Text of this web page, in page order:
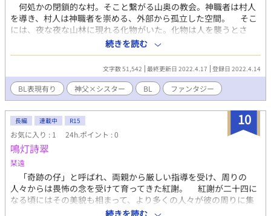
何処かの閉鎖的な村。そこと繋がる山奥の教会。神職者は村人
を導き、村人は神職者を崇める、外部から孤立した空間。 そこ
には、夜な夜な山林に現れる化物がいた。化物は人を襲うとさ
れ、一部の神職者はそれを斃す役割を担っていた。そしてその中
に、セイはいた。 歌声も、容姿も美しいシスター。化物を斃す
《任務》を担う人間の中でも特出して強い彼は、人々からの信頼
は厚かった。 そんな彼は、《任務》終わりに必ず寂れた礼拝堂
に向かう。使われなくなったそこの、微笑みを浮かべたマリア像
を見上げて、必ずこう呟くのだ。 「あぁ、つまらない」
続きを読む
文字数 51,542 最終更新日 2022.4.17 登録日 2022.4.14
BL表現有り 神父×シスター BL ファンタジー
10
長編 連載中 R15
お気に入り : 1 24h.ポイント : 0
鳴灯詩翠
栞遠
「奇跡の仔」と呼ばれ、両親から厳しい指導を受け、周りの
人々からは畏怖の念を受けて育ってきた紅謝。 紅謝が二十四に
なる頃にはその美貌も相まって、より多くの人々が彼の周りに集
まり、敬愛と恐れが入り乱れる環境の影響で、彼はついに心を閉
続きを読む